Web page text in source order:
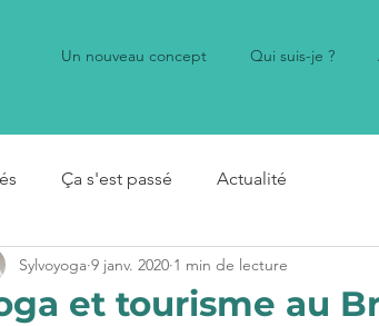
Un nouveau concept Qui suis-je ?
Ça s'est passé Actualité
et tourisme au
Sylvoyoga 9 janv. 2020 1 min de lecture